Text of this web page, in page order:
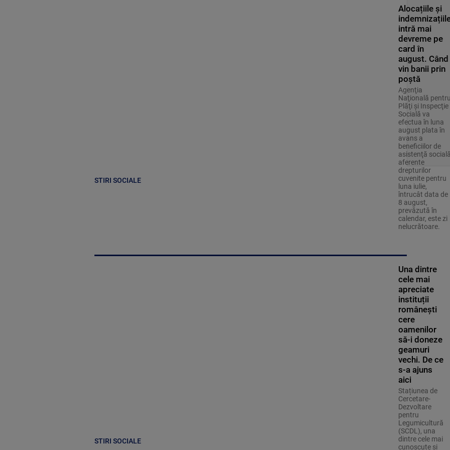
STIRI SOCIALE
Alocațiile și
intră mai
devreme pe
card în
august. Când
vin banii prin
poștă
Agenţia
Naţională pentru
Plăţi şi Inspecţie
Socială va
efectua în luna
august plata în
avans a
beneficiilor de
asistenţă socială
aferente
drepturilor
cuvenite pentru
luna iulie,
întrucât data de
8 august,
prevăzută în
calendar, este zi
nelucrătoare.
STIRI SOCIALE
Una dintre
cele mai
apreciate
instituții
românești
cere
oamenilor
să-i doneze
geamuri
vechi. De ce
s-a ajuns
aici
Stațiunea de
Cercetare-
Dezvoltare
pentru
Legumicultură
(SCDL), una
dintre cele mai
cunoscute și